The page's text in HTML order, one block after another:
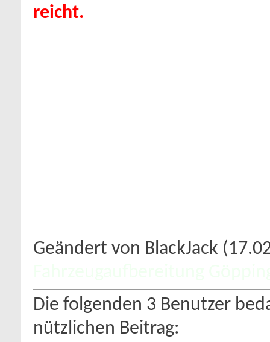
reicht.
Geändert von BlackJack
Die folgenden 3 Benutzer
nützlichen Beitrag: